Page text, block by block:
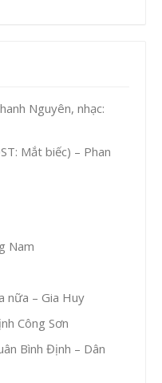
Nguyên, nhạc:
Mắt biếc) – Phan
Nam
nữa – Gia Huy
Công Sơn
Bình Định – Dân